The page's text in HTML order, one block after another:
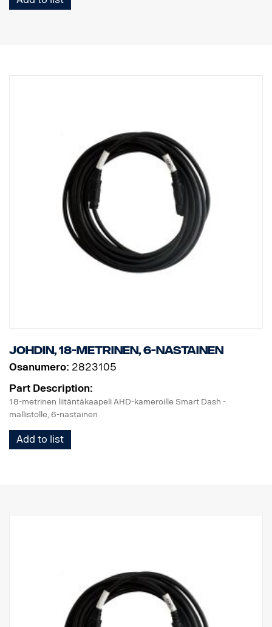
johdin, 18-metrinen, 6-nastainen
Osanumero: 2823105
Part Description:
18-metrinen liitäntäkaapeli AHD-kameroille Smart Dash -
mallistolle, 6-nastainen
Add to list